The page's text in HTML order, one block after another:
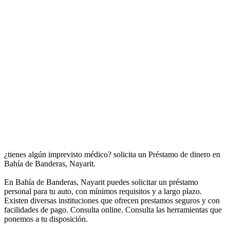
¿tienes algún imprevisto médico? solicita un Préstamo de dinero en
Bahía de Banderas, Nayarit.
En Bahía de Banderas, Nayarit puedes solicitar un préstamo
personal para tu auto, con mínimos requisitos y a largo plazo.
Existen diversas instituciones que ofrecen prestamos seguros y con
facilidades de pago. Consulta online. Consulta las herramientas que
ponemos a tu disposición.